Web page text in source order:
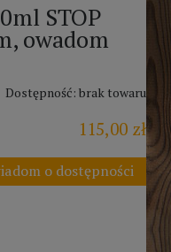
STOP
owadom
Dostępność: brak towaru
115,00 zł
o dostępności